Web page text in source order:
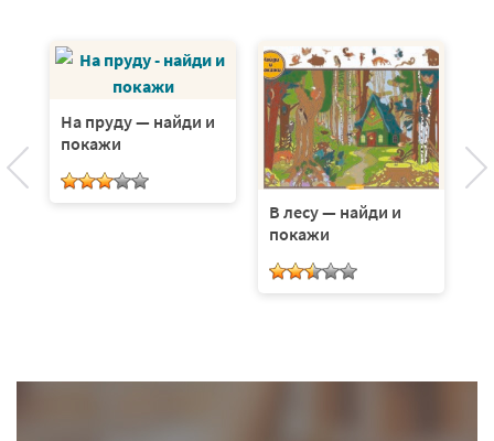
На пруду — найди и
покажи
В лесу — найди и
покажи